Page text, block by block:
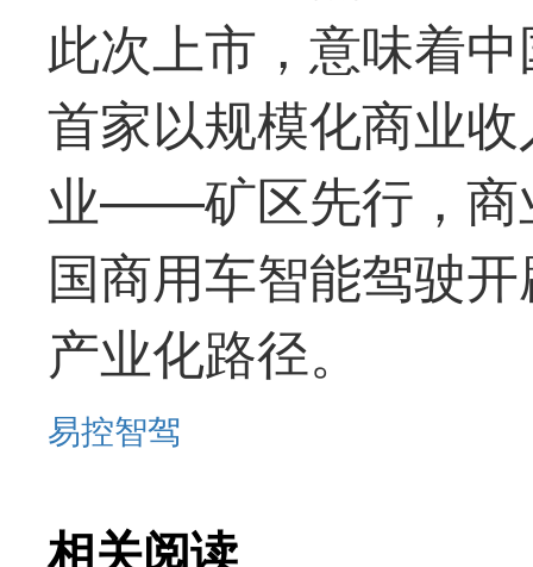
此次上市，意味着
首家以规模化商业
业——矿区先行，商
国商用车智能驾驶
产业化路径。
易控智驾
相关阅读